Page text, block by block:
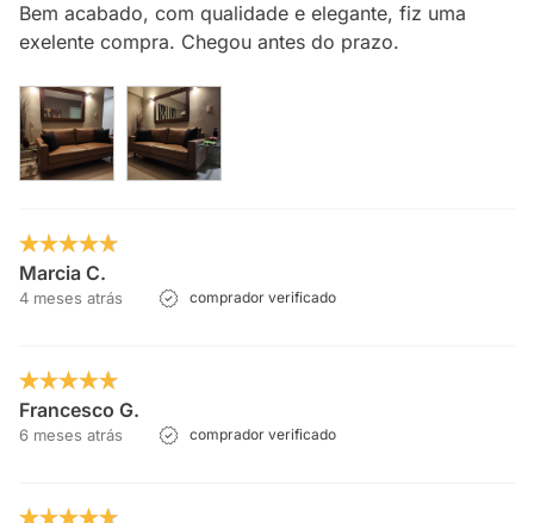
Bem acabado, com qualidade e elegante, fiz uma
exelente compra. Chegou antes do prazo.
Marcia C.
4 meses atrás comprador verificado
Francesco G.
6 meses atrás comprador verificado